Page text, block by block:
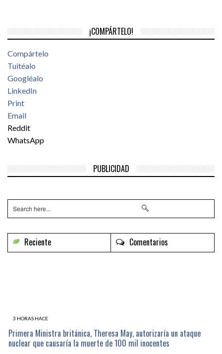
¡COMPÁRTELO!
Compártelo
Tuitéalo
Googléalo
LinkedIn
Print
Email
Reddit
WhatsApp
PUBLICIDAD
Reciente Comentarios
3 HORAS HACE
Primera Ministra británica, Theresa May, autorizaría un ataque
nuclear que causaría la muerte de 100 mil inocentes